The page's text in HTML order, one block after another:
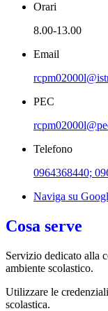
Orari
8.00-13.00
Email
PEC
Telefono
0964368440;
Naviga su
Cosa serve
Servizio dedicato alla
ambiente scolastico.
Utilizzare le
scolastica.